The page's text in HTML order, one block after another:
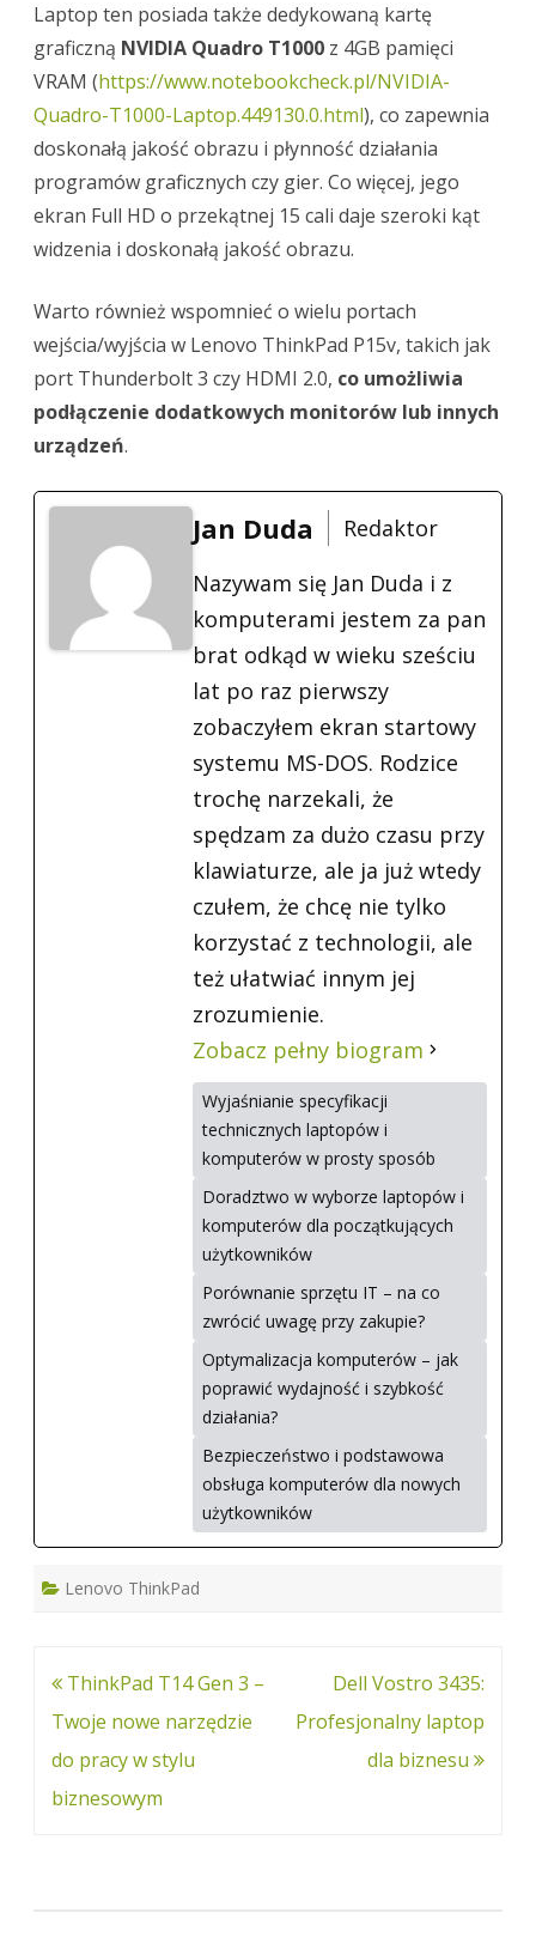
Laptop ten posiada także dedykowaną kartę
graficzną NVIDIA Quadro T1000 z 4GB pamięci
VRAM (https://www.notebookcheck.pl/NVIDIA-
Quadro-T1000-Laptop.449130.0.html), co zapewnia
doskonałą jakość obrazu i płynność działania
programów graficznych czy gier. Co więcej, jego
ekran Full HD o przekątnej 15 cali daje szeroki kąt
widzenia i doskonałą jakość obrazu.
Warto również wspomnieć o wielu portach
wejścia/wyjścia w Lenovo ThinkPad P15v, takich jak
port Thunderbolt 3 czy HDMI 2.0, co umożliwia
podłączenie dodatkowych monitorów lub innych
urządzeń.
Jan Duda
Redaktor
Nazywam się Jan Duda i z
komputerami jestem za pan
brat odkąd w wieku sześciu
lat po raz pierwszy
zobaczyłem ekran startowy
systemu MS-DOS. Rodzice
trochę narzekali, że
spędzam za dużo czasu przy
klawiaturze, ale ja już wtedy
czułem, że chcę nie tylko
korzystać z technologii, ale
też ułatwiać innym jej
zrozumienie.
Zobacz pełny biogram
Wyjaśnianie specyfikacji
technicznych laptopów i
komputerów w prosty sposób
Doradztwo w wyborze laptopów i
komputerów dla początkujących
użytkowników
Porównanie sprzętu IT – na co
zwrócić uwagę przy zakupie?
Optymalizacja komputerów – jak
poprawić wydajność i szybkość
działania?
Bezpieczeństwo i podstawowa
obsługa komputerów dla nowych
użytkowników
Lenovo ThinkPad
Nawigacja
wpisu
ThinkPad T14 Gen 3 –
Twoje nowe narzędzie
do pracy w stylu
biznesowym
Dell Vostro 3435:
Profesjonalny laptop
dla biznesu